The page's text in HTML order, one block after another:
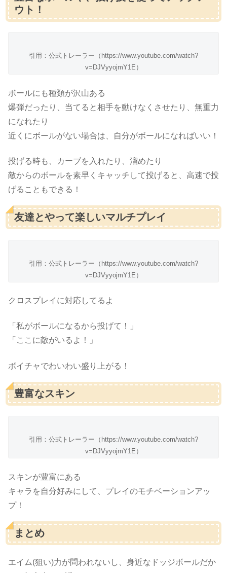
ウト！
引用：公式トレーラー（https://www.youtube.com/watch?
v=DJVyyojmY1E）
ボールにも種類が沢山ある
爆弾だったり、当てると相手を動けなくさせたり、無重力
になれたり
近くにボールがない場合は、自分がボールになればいい！
投げる時も、カーブを入れたり、溜めたり
敵からのボールを素早くキャッチして投げると、高速で投
げることもできる！
友達とやって楽しいマルチプレイ
引用：公式トレーラー（https://www.youtube.com/watch?
v=DJVyyojmY1E）
クロスプレイに対応してるよ
「私がボールになるから投げて！」
「ここに敵がいるよ！」
ボイチャでわいわい盛り上がる！
豊富なスキン
引用：公式トレーラー（https://www.youtube.com/watch?
v=DJVyyojmY1E）
スキンが豊富にある
キャラを自分好みにして、プレイのモチベーションアッ
プ！
まとめ
エイム(狙い)力が問われないし、身近なドッジボールだか